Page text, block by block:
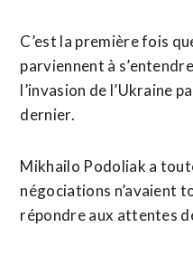
C’est la première fois
parviennent à
l’invasion de l’Ukraine
dernier.
Mikhailo Podoliak a
négociations n’avaient
répondre aux attentes